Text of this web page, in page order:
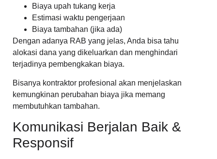
Biaya upah tukang kerja
Estimasi waktu pengerjaan
Biaya tambahan (jika ada)
Dengan adanya RAB yang jelas, Anda bisa tahu
alokasi dana yang dikeluarkan dan menghindari
terjadinya pembengkakan biaya.
Bisanya kontraktor profesional akan menjelaskan
kemungkinan perubahan biaya jika memang
membutuhkan tambahan.
Komunikasi Berjalan Baik &
Responsif